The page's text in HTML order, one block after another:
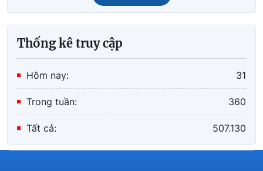
Thống kê truy cập
Hôm nay: 31
Trong tuần: 360
Tất cả: 507.130